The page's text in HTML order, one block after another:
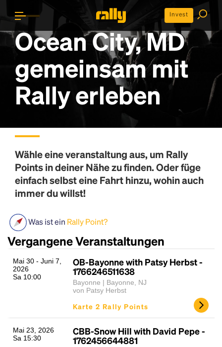
Invest
Ocean City, MD
gemeinsam mit
Rally erleben
Wähle eine veranstaltung aus, um Rally
Pointsin deiner Nähe zu finden. Oder füge
einfach selbst eine Fahrt hinzu, wohin auch
immer du willst!
Was ist ein Rally Point?
Vergangene Veranstaltungen
Mai 30 - Juni 7,
2026
Sa 10:00
OB-Bayonne with Patsy Herbst -
1766246511638
Bayonne | Bayonne, NJ
von Patsy Herbst
Karte 2 Rally Points
Mai 23, 2026
Sa 15:30
CBB-Snow Hill with David Pepe -
1762456644881
Headline